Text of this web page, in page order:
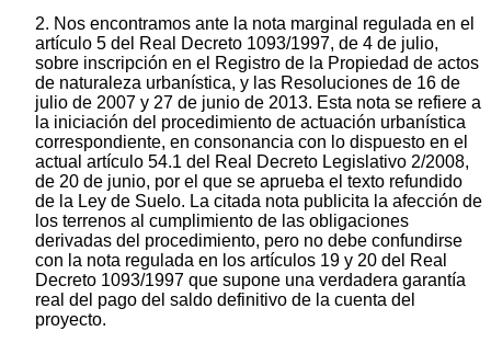
2. Nos encontramos ante la nota marginal regulada en el
artículo 5 del Real Decreto 1093/1997, de 4 de julio,
sobre inscripción en el Registro de la Propiedad de actos
de naturaleza urbanística, y las Resoluciones de 16 de
julio de 2007 y 27 de junio de 2013. Esta nota se refiere a
la iniciación del procedimiento de actuación urbanística
correspondiente, en consonancia con lo dispuesto en el
actual artículo 54.1 del Real Decreto Legislativo 2/2008,
de 20 de junio, por el que se aprueba el texto refundido
de la Ley de Suelo. La citada nota publicita la afección de
los terrenos al cumplimiento de las obligaciones
derivadas del procedimiento, pero no debe confundirse
con la nota regulada en los artículos 19 y 20 del Real
Decreto 1093/1997 que supone una verdadera garantía
real del pago del saldo definitivo de la cuenta del
proyecto.